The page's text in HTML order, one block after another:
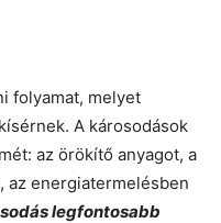
folyamat, melyet
A károsodások
az örökítő anyagot, a
az energiatermelésben
legfontosabb